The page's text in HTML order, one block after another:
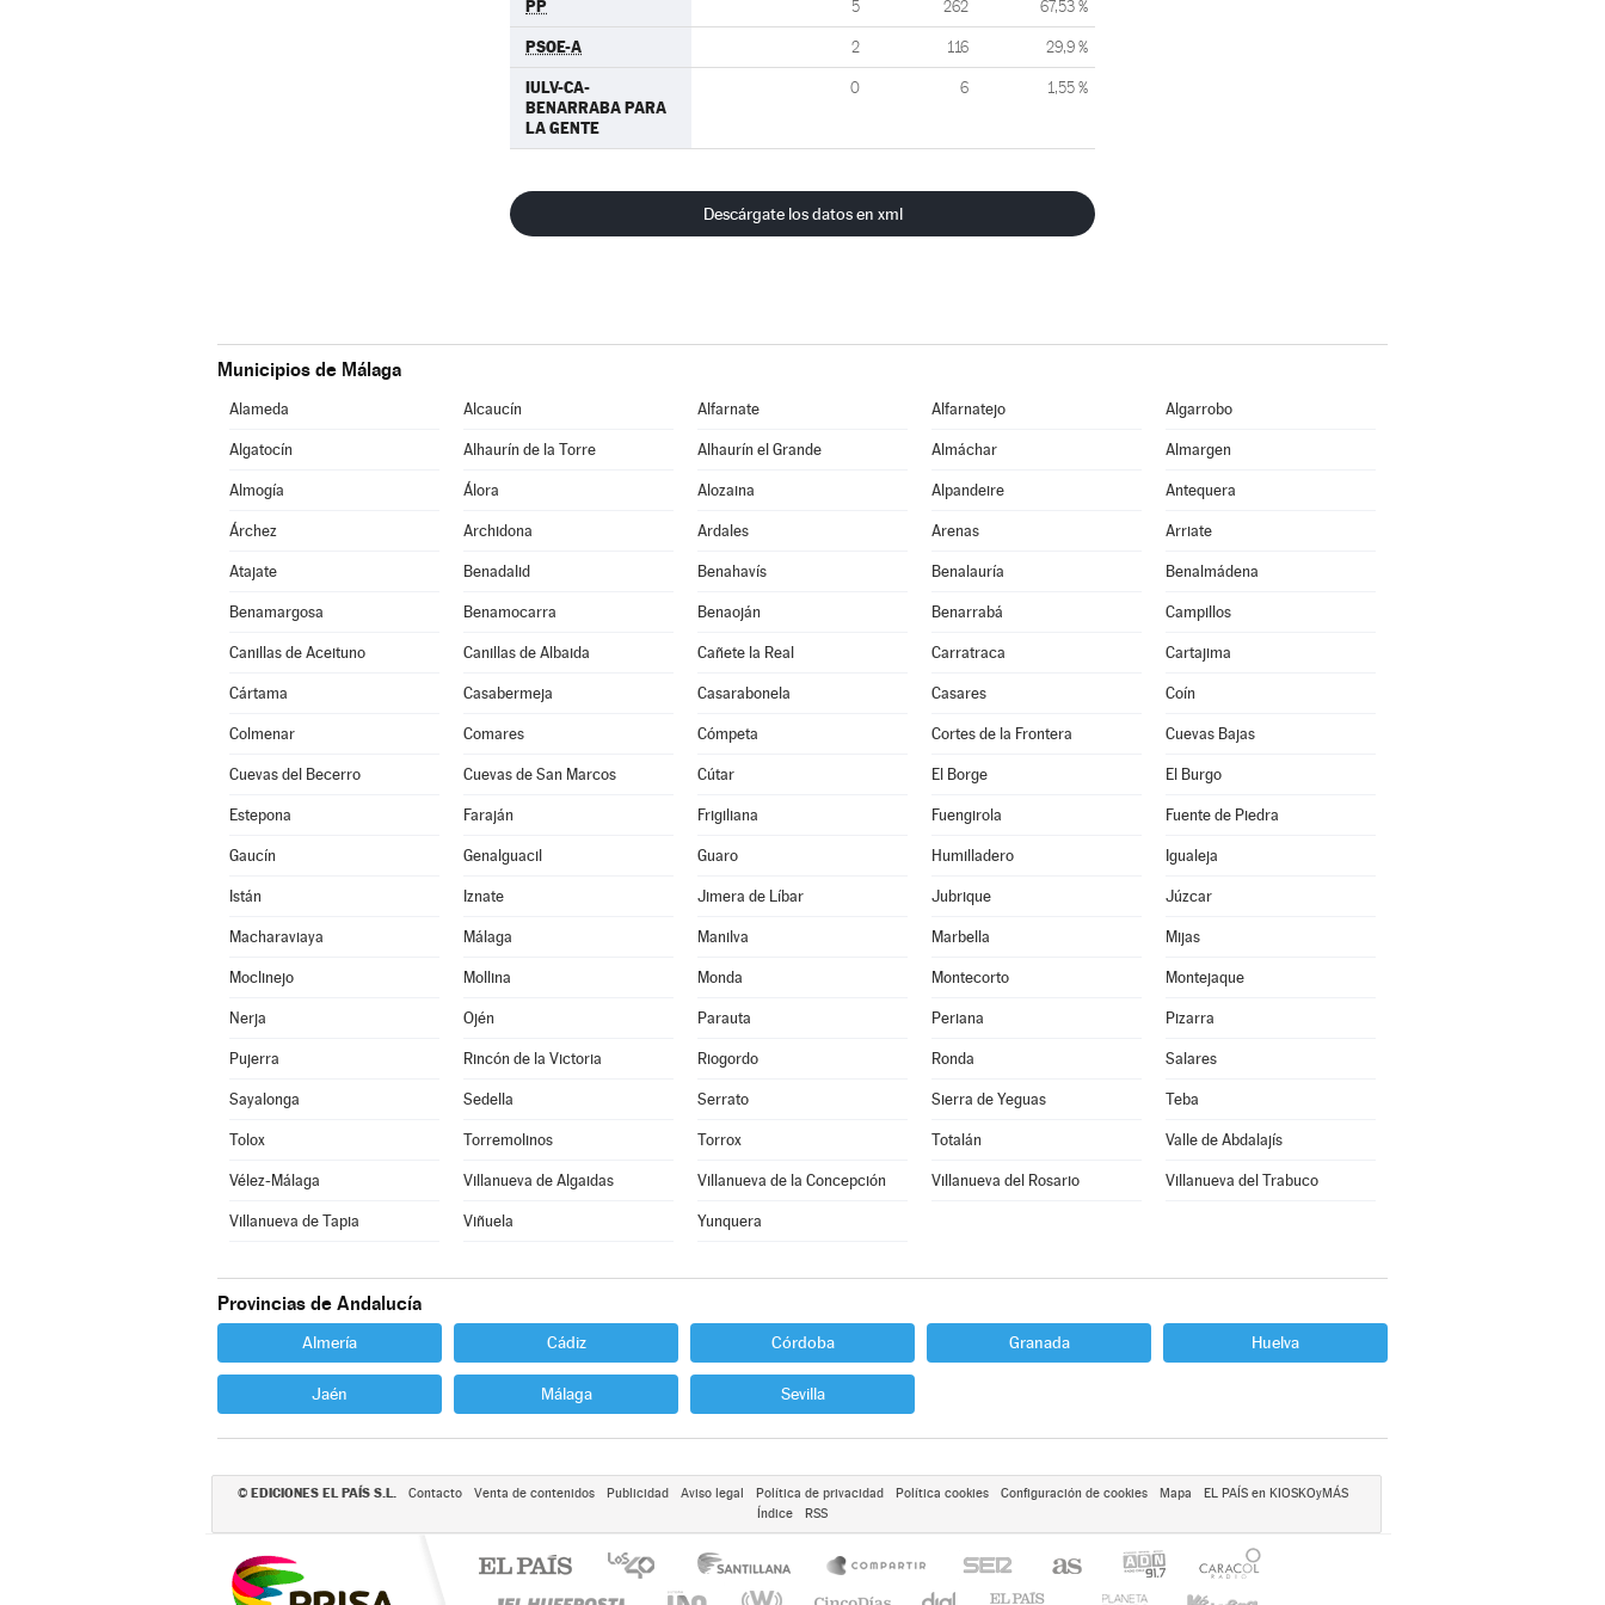
PP 5 262 67,53 %
PSOE-A 2 116 29,9 %
IULV-CA-
BENARRABA PARA
LA GENTE
0 6 1,55 %
Descárgate los datos en xml
Municipios de Málaga
Alameda Alcaucín Alfarnate Alfarnatejo Algarrobo
Algatocín Alhaurín de la Torre Alhaurín el Grande Almáchar Almargen
Almogía Álora Alozaina Alpandeire Antequera
Árchez Archidona Ardales Arenas Arriate
Atajate Benadalid Benahavís Benalauría Benalmádena
Benamargosa Benamocarra Benaoján Benarrabá Campillos
Canillas de Aceituno Canillas de Albaida Cañete la Real Carratraca Cartajima
Cártama Casabermeja Casarabonela Casares Coín
Colmenar Comares Cómpeta Cortes de la Frontera Cuevas Bajas
Cuevas del Becerro Cuevas de San Marcos Cútar El Borge El Burgo
Estepona Faraján Frigiliana Fuengirola Fuente de Piedra
Gaucín Genalguacil Guaro Humilladero Igualeja
Istán Iznate Jimera de Líbar Jubrique Júzcar
Macharaviaya Málaga Manilva Marbella Mijas
Moclinejo Mollina Monda Montecorto Montejaque
Nerja Ojén Parauta Periana Pizarra
Pujerra Rincón de la Victoria Riogordo Ronda Salares
Sayalonga Sedella Serrato Sierra de Yeguas Teba
Tolox Torremolinos Torrox Totalán Valle de Abdalajís
Vélez-Málaga Villanueva de Algaidas Villanueva de la Concepción Villanueva del Rosario Villanueva del Trabuco
Villanueva de Tapia Viñuela Yunquera
Provincias de Andalucía
Almería Cádiz Córdoba Granada Huelva
Jaén Málaga Sevilla
© EDICIONES EL PAÍS S.L. Contacto Venta de contenidos Publicidad Aviso legal Política de privacidad Política cookies Configuración de cookies Mapa
EL PAÍS en KIOSKOyMÁS
Índice
RSS